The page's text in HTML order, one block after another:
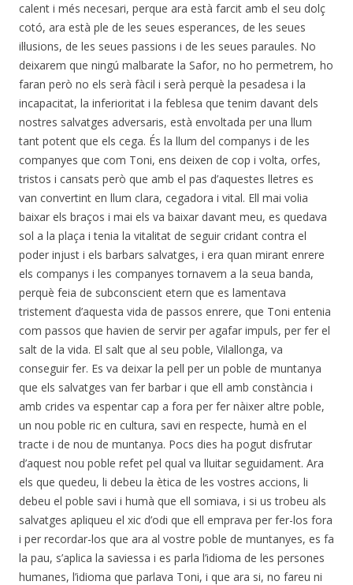
calent i més necesari, perque ara està farcit amb el seu dolç
cotó, ara està ple de les seues esperances, de les seues
il·lusions, de les seues passions i de les seues paraules. No
deixarem que ningú malbarate la Safor, no ho permetrem, ho
faran però no els serà fàcil i serà perquè la pesadesa i la
incapacitat, la inferioritat i la feblesa que tenim davant dels
nostres salvatges adversaris, està envoltada per una llum
tant potent que els cega. És la llum del companys i de les
companyes que com Toni, ens deixen de cop i volta, orfes,
tristos i cansats però que amb el pas d’aquestes lletres es
van convertint en llum clara, cegadora i vital. Ell mai volia
baixar els braços i mai els va baixar davant meu, es quedava
sol a la plaça i tenia la vitalitat de seguir cridant contra el
poder injust i els barbars salvatges, i era quan mirant enrere
els companys i les companyes tornavem a la seua banda,
perquè feia de subconscient etern que es lamentava
tristement d’aquesta vida de passos enrere, que Toni entenia
com passos que havien de servir per agafar impuls, per fer el
salt de la vida. El salt que al seu poble, Vilallonga, va
conseguir fer. Es va deixar la pell per un poble de muntanya
que els salvatges van fer barbar i que ell amb constància i
amb crides va espentar cap a fora per fer nàixer altre poble,
un nou poble ric en cultura, savi en respecte, humà en el
tracte i de nou de muntanya. Pocs dies ha pogut disfrutar
d’aquest nou poble refet pel qual va lluitar seguidament. Ara
els que quedeu, li debeu la ètica de les vostres accions, li
debeu el poble savi i humà que ell somiava, i si us trobeu als
salvatges apliqueu el xic d’odi que ell emprava per fer-los fora
i per recordar-los que ara al vostre poble de muntanyes, es fa
la pau, s’aplica la saviessa i es parla l’idioma de les persones
humanes, l’idioma que parlava Toni, i que ara si, no fareu ni